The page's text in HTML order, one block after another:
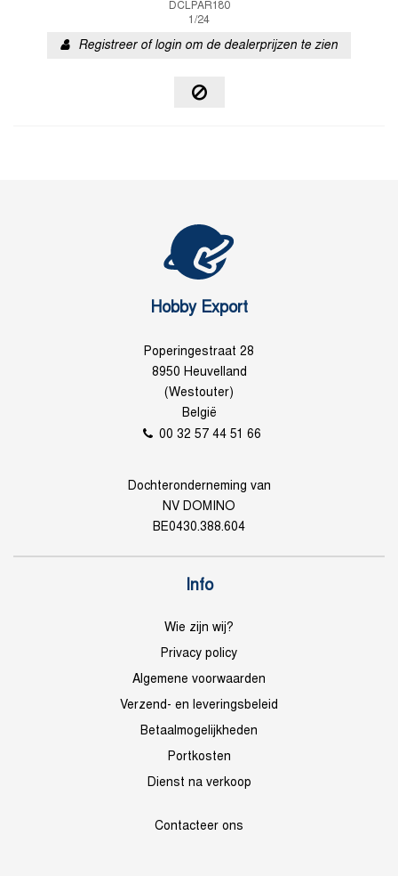
DCLPAR180
1/24
Registreer of login om de dealerprijzen te zien
Hobby Export
Poperingestraat 28
8950 Heuvelland
(Westouter)
België
00 32 57 44 51 66
Dochteronderneming van
NV DOMINO
BE0430.388.604
Info
Wie zijn wij?
Privacy policy
Algemene voorwaarden
Verzend- en leveringsbeleid
Betaalmogelijkheden
Portkosten
Dienst na verkoop
Contacteer ons